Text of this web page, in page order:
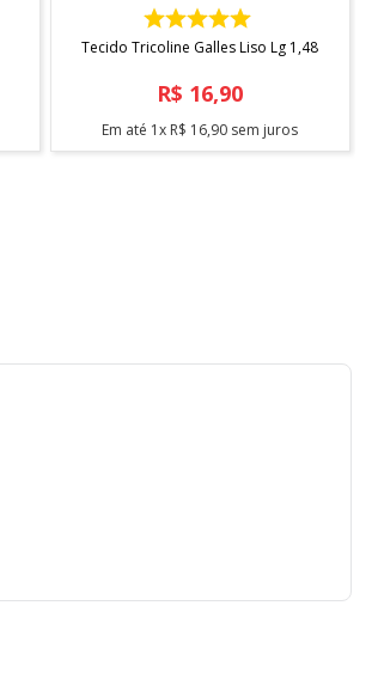
COMPRAR
Tecido Tricoline Galles Liso Lg 1,48
R$ 16,90
Em até 1x R$ 16,90 sem juros